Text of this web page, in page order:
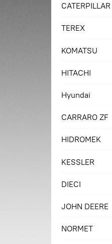
CATERPILLAR
TEREX
KOMATSU
HITACHI
Hyundai
CARRARO ZF
HIDROMEK
KESSLER
DIECI
JOHN DEERE
NORMET